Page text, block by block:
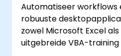
Taakautomatisering
macros en VBA
workflow.
Automatiseer workflows
robuuste
zowel Microsoft Excel
uitgebreide VBA-